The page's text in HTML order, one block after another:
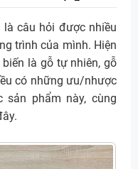
câu hỏi được nhiều
trình của mình. Hiện
là gỗ tự nhiên, gỗ
có những ưu/nhược
sản phẩm này, cùng